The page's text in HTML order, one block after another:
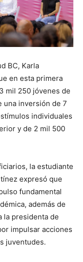
BC, Karla
en esta primera
mil 250 jóvenes de
una inversión de 7
individuales
y de 2 mil 500
la estudiante
expresó que
fundamental
además de
la presidenta de
impulsar acciones
juventudes.